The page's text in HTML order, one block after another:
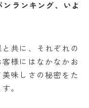
ンランキング、いよ
共に、それぞれの
様にはなかなかお
味しさの秘密をた
。